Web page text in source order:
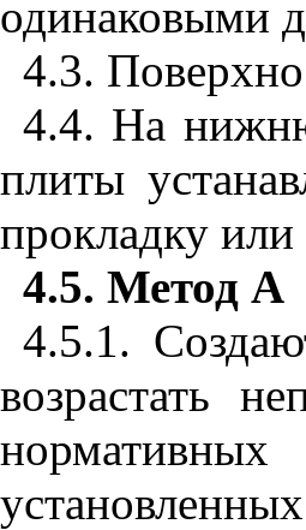
одинаковыми
4.3.
4.4. На
плиты
прокладку или
4.5. Метод A
4.5.1.
возрастать
нормативных
установленных